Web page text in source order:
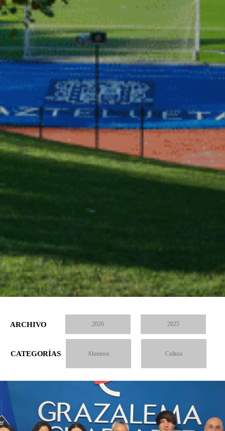
ARCHIVO 2026 2025
CATEGORÍAS Alumnos Cultura